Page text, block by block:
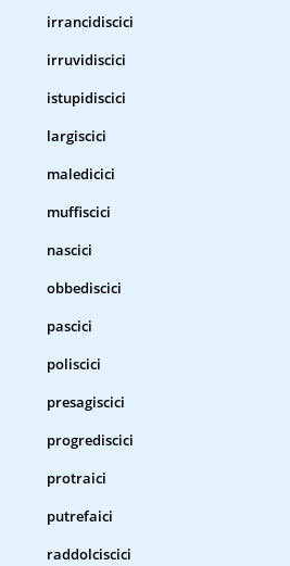
irrancidiscici
irruvidiscici
istupidiscici
largiscici
maledicici
muffiscici
nascici
obbediscici
pascici
poliscici
presagiscici
progrediscici
protraici
putrefaici
raddolciscici